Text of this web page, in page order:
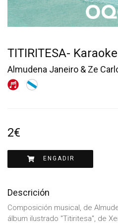
TITIRITESA- Karaoke
Almudena Janeiro & Ze
2€
ENGADIR
Descrición
Composición musical, de
álbum ilustrado "Titiritesa", de